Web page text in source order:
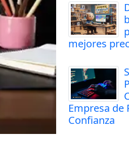
mejores
Empresa de
Confianza